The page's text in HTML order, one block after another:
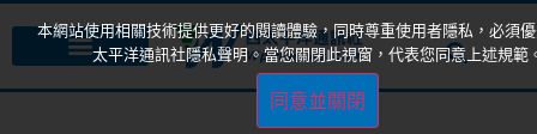
本網站使用相關技術提供更好的閱讀體驗，同時尊重使用者隱私，必須
太平洋通訊社隱私聲明。當您關閉此視窗，代表您同意上述規範
同意並關閉